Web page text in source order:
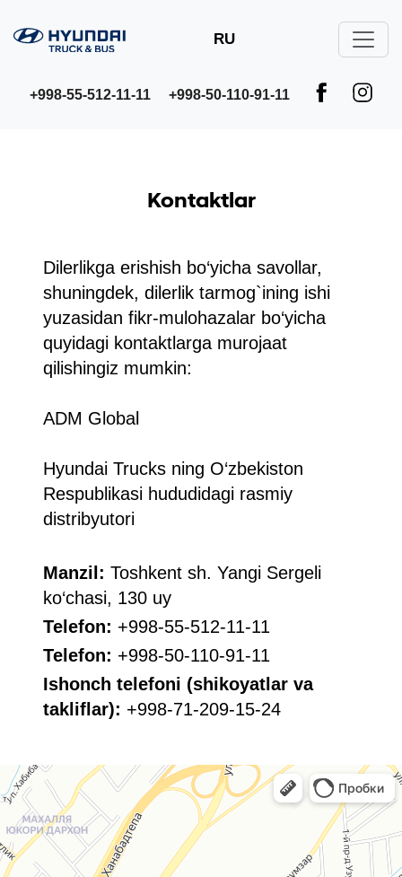
RU
+998-55-512-11-11 +998-50-110-91-11
Kontaktlar
Dilerlikga erishish bo‘yicha savollar,
shuningdek, dilerlik tarmog`ining ishi
yuzasidan fikr-mulohazalar bo‘yicha
quyidagi kontaktlarga murojaat
qilishingiz mumkin:
ADM Global
Hyundai Trucks ning O‘zbekiston
Respublikasi hududidagi rasmiy
distribyutori
Manzil: Toshkent sh. Yangi Sergeli
ko‘chasi, 130 uy
Telefon: +998-55-512-11-11
Telefon: +998-50-110-91-11
Ishonch telefoni (shikoyatlar va
takliflar): +998-71-209-15-24